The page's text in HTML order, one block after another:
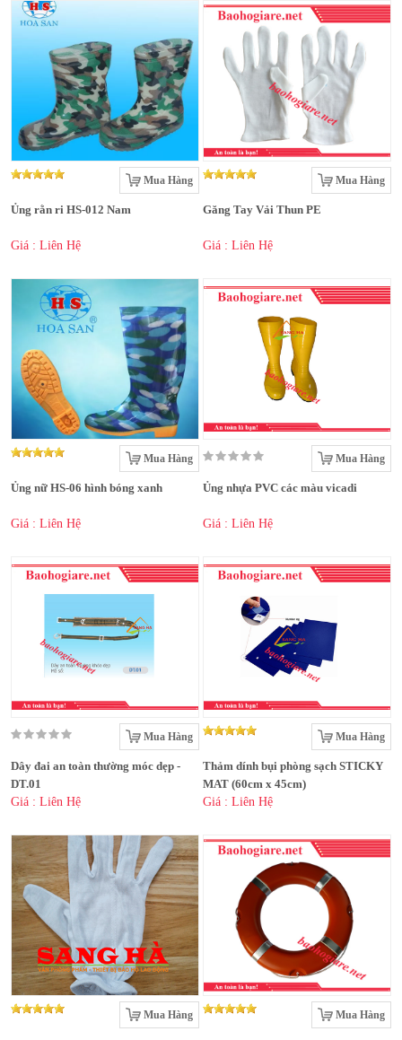
Mua Hàng
Ủng rằn ri HS-012 Nam
Giá : Liên Hệ
Mua Hàng
Găng Tay Vải Thun PE
Giá : Liên Hệ
Mua Hàng
Ủng nữ HS-06 hình bóng xanh
Giá : Liên Hệ
Mua Hàng
Ủng nhựa PVC các màu vicadi
Giá : Liên Hệ
Mua Hàng
Dây đai an toàn thường móc dẹp -
DT.01
Giá : Liên Hệ
Mua Hàng
Thảm dính bụi phòng sạch STICKY
MAT (60cm x 45cm)
Giá : Liên Hệ
Mua Hàng Mua Hàng